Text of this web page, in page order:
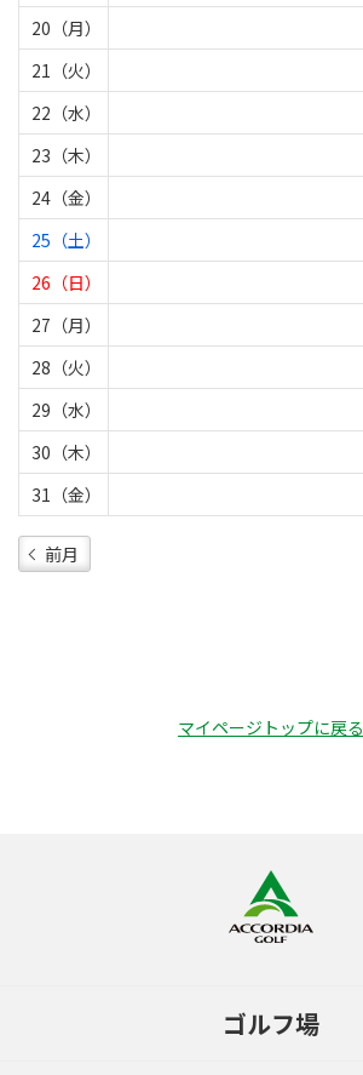
20（月）
21（火）
22（水）
23（木）
24（金）
25（土）
26（日）
27（月）
28（火）
29（水）
30（木）
31（金）
前月
マイページトップに戻る
ゴルフ場